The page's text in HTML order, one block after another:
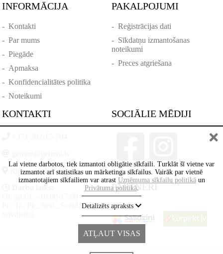
INFORMĀCIJA
-Kontakti
-Par mums
-Piegāde
- Apmaksa
-Konfidencialitātes politika
-Noteikumi
PAKALPOJUMI
- Reģistrācijas dati
- Sīkdatņu izmantošanas
noteikumi
- Preces atgriešana
KONTAKTI
Rīga, Lāčplēšā iela 88
Pr., Tr., Pk., Sest., Svētd. -
SOCIĀLIE MĒDIJI
PARTNERI
Lai vietne darbotos, tiek izmantoti obligātie sīkfaili. Turklāt šī vietne var
izmantot arī statistikas un mārketinga sīkfailus. Vairāk par vietnē
izmantotajiem sīkfailiem var atrast Uzņēmuma sīkfailu politikāun
Privātuma politikā.
Detalizēts apraksts
ATĻAUT VISAS